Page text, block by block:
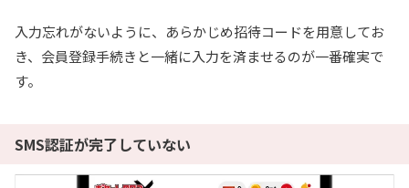
入力忘れがないように、あらかじめ招待コードを用意してお
き、会員登録手続きと一緒に入力を済ませるのが一番確実で
す。
SMS認証が完了していない